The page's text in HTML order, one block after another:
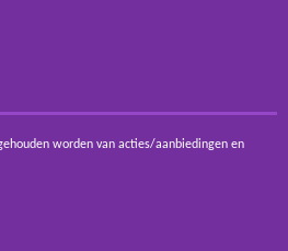
worden van acties/aanbiedingen en